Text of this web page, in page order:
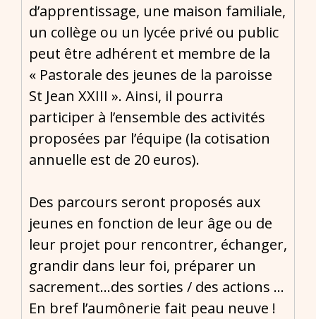
d’apprentissage, une maison familiale,
un collège ou un lycée privé ou public
peut être adhérent et membre de la
« Pastorale des jeunes de la paroisse
St Jean XXIII ». Ainsi, il pourra
participer à l’ensemble des activités
proposées par l’équipe (la cotisation
annuelle est de 20 euros).
Des parcours seront proposés aux
jeunes en fonction de leur âge ou de
leur projet pour rencontrer, échanger,
grandir dans leur foi, préparer un
sacrement…des sorties / des actions …
En bref l’aumônerie fait peau neuve !